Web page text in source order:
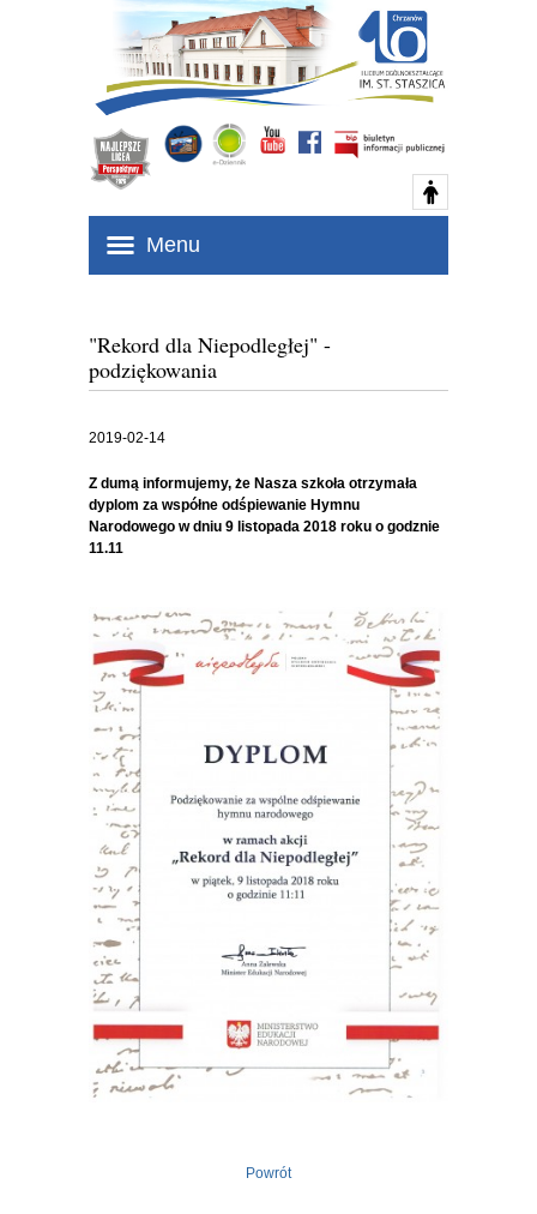
Menu
"Rekord dla Niepodległej" -
podziękowania
2019-02-14
Z dumą informujemy, że Nasza szkoła otrzymała
dyplom za współne odśpiewanie Hymnu
Narodowego w dniu 9 listopada 2018 roku o godznie
11.11
Powrót